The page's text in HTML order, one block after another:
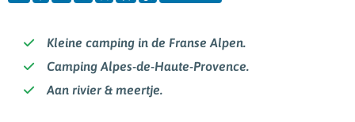
Kleine camping in de Franse Alpen.
Camping Alpes-de-Haute-Provence.
Aan rivier & meertje.